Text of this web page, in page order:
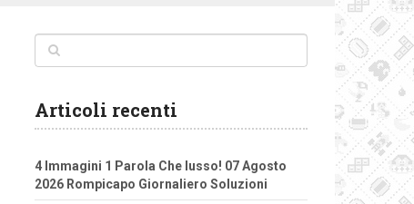
Articoli recenti
4 Immagini 1 Parola Che lusso! 07 Agosto
2026 Rompicapo Giornaliero Soluzioni